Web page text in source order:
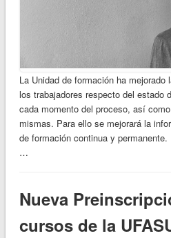
La Unidad de formación ha
los trabajadores respecto del estado
cada momento del proceso, así
mismas. Para ello se mejorará la
de formación continua y
…
Nueva
cursos de la